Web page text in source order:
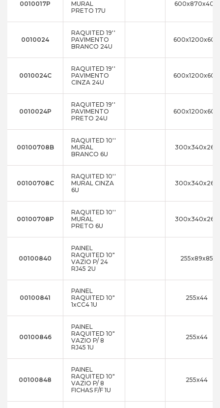
0010017P
MURAL
PRETO 17U
600x870x400
0010024
RAQUITED 19''
PAVIMENTO
BRANCO 24U
600x1200x600
0010024C
RAQUITED 19''
PAVIMENTO
CINZA 24U
600x1200x600
0010024P
RAQUITED 19''
PAVIMENTO
PRETO 24U
600x1200x600
00100708B
RAQUITED 10''
MURAL
BRANCO 6U
300x340x260
00100708C
RAQUITED 10''
MURAL CINZA
6U
300x340x260
00100708P
RAQUITED 10''
MURAL
PRETO 6U
300x340x260
00100840
PAINEL
RAQUITED 10"
VAZIO P/ 24
RJ45 2U
255x89x85
00100841
PAINEL
RAQUITED 10"
1xCC4 1U
255x44
00100846
PAINEL
RAQUITED 10"
VAZIO P/ 8
RJ45 1U
255x44
00100848
PAINEL
RAQUITED 10"
VAZIO P/ 8
FICHAS F/F 1U
255x44